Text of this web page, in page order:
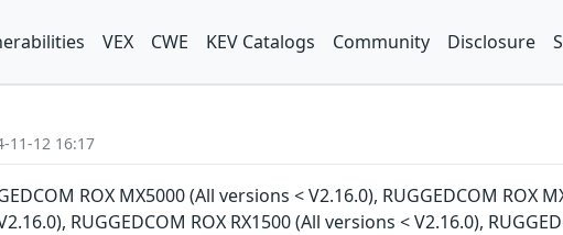
VEX CWE KEV Catalogs Community Disclosure
11-12 16:17
ROX MX5000 (All versions < V2.16.0), RUGGEDCOM ROX
RUGGEDCOM ROX RX1500 (All versions < V2.16.0),